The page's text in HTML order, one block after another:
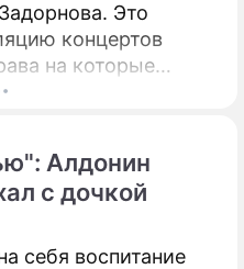
Это
концертов
на которые
Алдонин
с дочкой
себя воспитание